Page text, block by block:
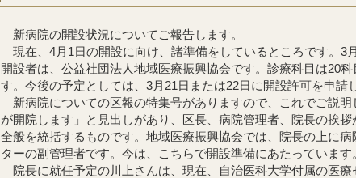
新病院の開設状況についてご報告します。
現在、4月1日の開設に向け、諸準備をしているところです。3
開設者は、公益社団法人地域医療振興協会です。診療科目は20
す。今後の予定としては、3月21日または22日に開設許可を申請
新病院についての区報の特集号がありますので、これでご説
が開院します」と見出しがあり、区長、病院管理者、院長の挨
全般を統括するものです。地域医療振興協会では、院長の上に
ターの副管理者です。今は、こちらで開設準備にあたっています
院長に就任予定の川上さんは、現在、自治医科大学付属の医療